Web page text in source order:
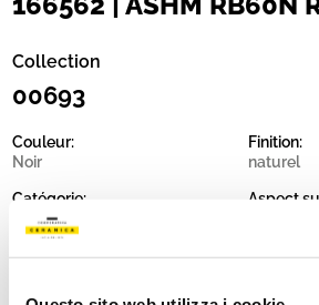
Collection
00693
Couleur:
Noir
Catégorie:
Fond
Format:
Finition:
naturel
Aspect